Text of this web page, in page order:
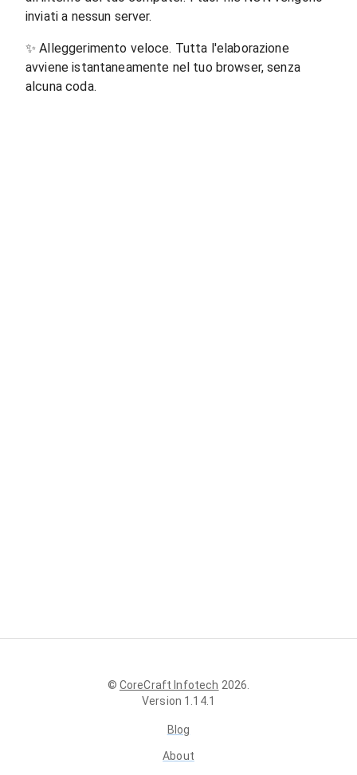
inviati a nessun server.
✨Alleggerimento veloce. Tutta l'elaborazione
avviene istantaneamente nel tuo browser, senza
alcuna coda.
© CoreCraft Infotech 2026
Version 1.14.1
Blog
About